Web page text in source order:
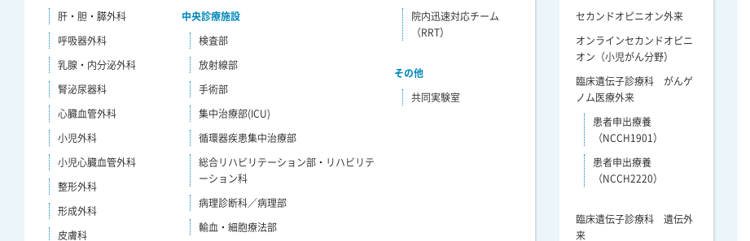
肝・胆・膵外科
呼吸器外科
乳腺・内分泌外科
腎泌尿器科
心臓血管外科
小児外科
小児心臓血管外科
整形外科
形成外科
皮膚科
中央診療施設
検査部
放射線部
手術部
集中治療部(ICU)
循環器疾患集中治療部
総合リハビリテーション部・リハビリテ
ーション科
病理診断科／病理部
輸血・細胞療法部
院内迅速対応チーム
（RRT）
その他
共同実験室
セカンドオピニオン外来
オンラインセカンドオピニ
オン（小児がん分野）
臨床遺伝子診療科 がんゲ
ノム医療外来
患者申出療養
（NCCH1901）
患者申出療養
（NCCH2220）
臨床遺伝子診療科 遺伝外
来